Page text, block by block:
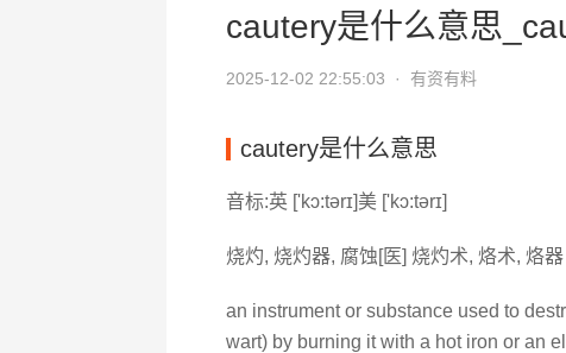
cautery是什么意思
2025-12-02 22:55:03 · 有资有料
cautery是什么意思
音标:英 ['kɔ:tərɪ]美 ['kɔ:tərɪ]
烧灼, 烧灼器, 腐蚀[医] 烧灼术, 烙术, 烙器
an instrument or substance used to
wart) by burning it with a hot iron or an